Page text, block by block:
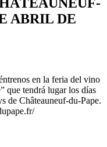
ABRIL DE
en la feria del vino
que tendrá lugar los días
de Châteauneuf-du-Pape.